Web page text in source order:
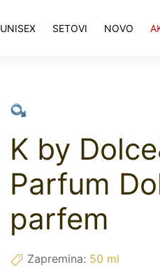
UNISEX SETOVI NOVO
K by
Parfum
parfem
Zapremina: 50 ml